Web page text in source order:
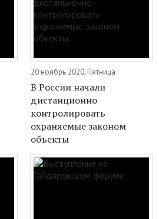
20 ноябрь 2020, Пятница
В России начали
дистанционно
контролировать
охраняемые законом
объекты